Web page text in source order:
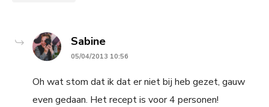
Sabinesays:
05/04/2013 10:56
Oh wat stom dat ik dat er niet bij heb gezet, gauw
even gedaan. Het recept is voor 4 personen!